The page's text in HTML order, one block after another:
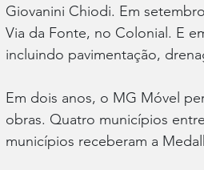
Giovanini Chiodi. Em
Via da Fonte, no Colonial. E
incluindo pavimentação,
Em dois anos, o MG Móvel
obras. Quatro municípios
municípios receberam a